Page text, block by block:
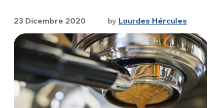
23 Dicembre 2020 by Lourdes Hércules